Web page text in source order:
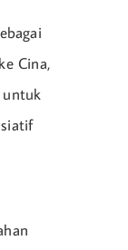
Cina,
untuk